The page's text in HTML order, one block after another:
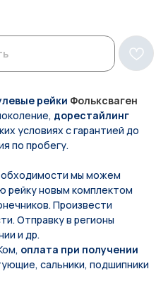
рейки Фольксваген
дорестайлинг
условиях с гарантией до
по пробегу.
мы мoжем
рeйку новым кoмплeктом
Произвести
Отправку в регионы
и др.
оплата при получении
сальники, подшипники